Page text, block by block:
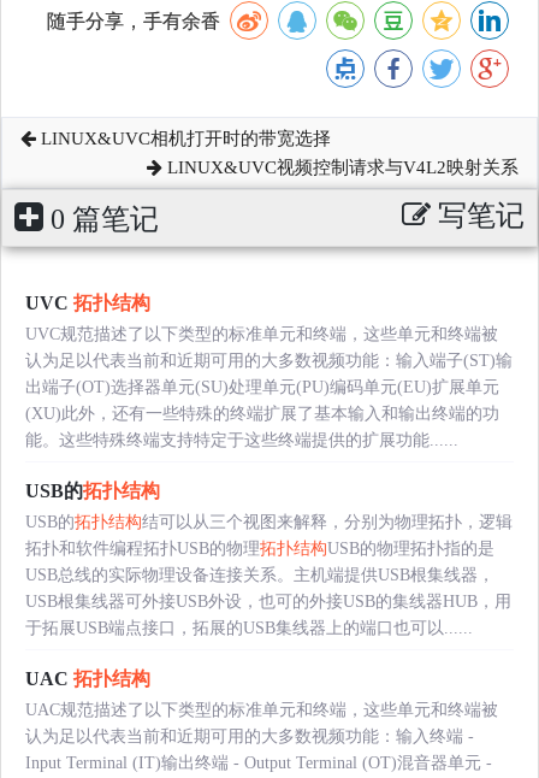
随手分享，手有余香
LINUX&UVC相机打开时的带宽选择
LINUX&UVC视频控制请求与V4L2映射关系
0 篇笔记 写笔记
UVC 拓扑结构
UVC规范描述了以下类型的标准单元和终端，这些单元和终端被
认为足以代表当前和近期可用的大多数视频功能：输入端子(ST)输
出端子(OT)选择器单元(SU)处理单元(PU)编码单元(EU)扩展单元
(XU)此外，还有一些特殊的终端扩展了基本输入和输出终端的功
能。这些特殊终端支持特定于这些终端提供的扩展功能......
USB的拓扑结构
USB的拓扑结构结可以从三个视图来解释，分别为物理拓扑，逻辑
拓扑和软件编程拓扑USB的物理拓扑结构USB的物理拓扑指的是
USB总线的实际物理设备连接关系。主机端提供USB根集线器，
USB根集线器可外接USB外设，也可的外接USB的集线器HUB，用
于拓展USB端点接口，拓展的USB集线器上的端口也可以......
UAC 拓扑结构
UAC规范描述了以下类型的标准单元和终端，这些单元和终端被
认为足以代表当前和近期可用的大多数视频功能：输入终端 -
Input Terminal (IT)输出终端 - Output Terminal (OT)混音器单元 -